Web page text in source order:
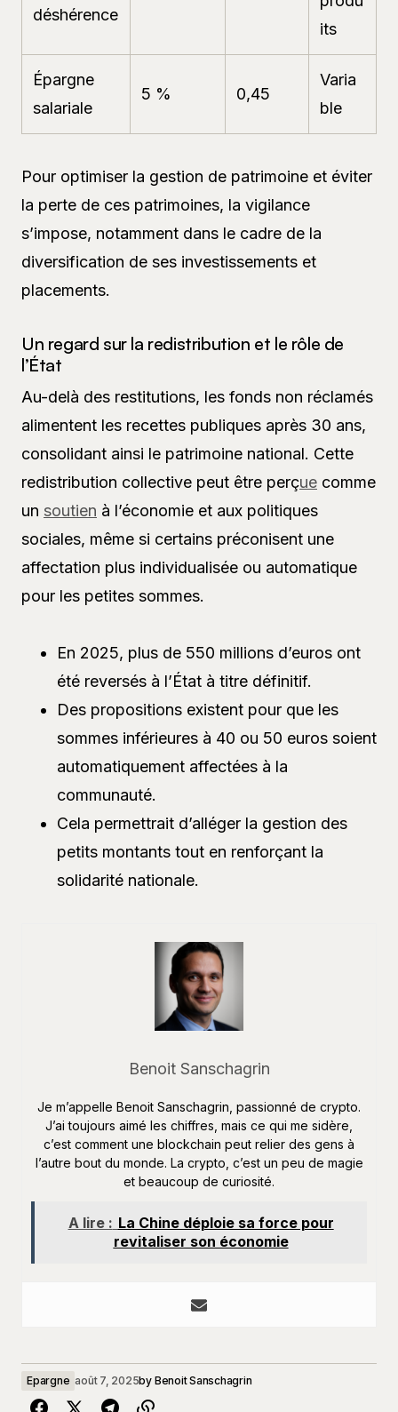
déshérence
its
Épargne
salariale
5 % 0,45
Varia
ble
Pour optimiser la gestion de patrimoine et éviter
la perte de ces patrimoines, la vigilance
s’impose, notamment dans le cadre de la
diversification de ses investissements et
placements.
Un regard sur la redistribution et le rôle de
l’État
Au-delà des restitutions, les fonds non réclamés
alimentent les recettes publiques après 30 ans,
consolidant ainsi le patrimoine national. Cette
redistribution collective peut être perçue comme
un soutien à l’économie et aux politiques
sociales, même si certains préconisent une
affectation plus individualisée ou automatique
pour les petites sommes.
En 2025, plus de 550 millions d’euros ont
été reversés à l’État à titre définitif.
Des propositions existent pour que les
sommes inférieures à 40 ou 50 euros soient
automatiquement affectées à la
communauté.
Cela permettrait d’alléger la gestion des
petits montants tout en renforçant la
solidarité nationale.
Benoit Sanschagrin
Je m’appelle Benoit Sanschagrin, passionné de crypto.
J’ai toujours aimé les chiffres, mais ce qui me sidère,
c’est comment une blockchain peut relier des gens à
l’autre bout du monde. La crypto, c’est un peu de magie
et beaucoup de curiosité.
A lire : La Chine déploie sa force pour
revitaliser son économie
Epargne août 7, 2025by Benoit Sanschagrin